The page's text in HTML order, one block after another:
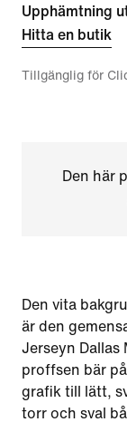
Upphämtning
Hitta en butik
Tillgänglig för
Den här
Den vita
är den
Jerseyn Dallas
proffsen bär
grafik till lätt,
torr och sval